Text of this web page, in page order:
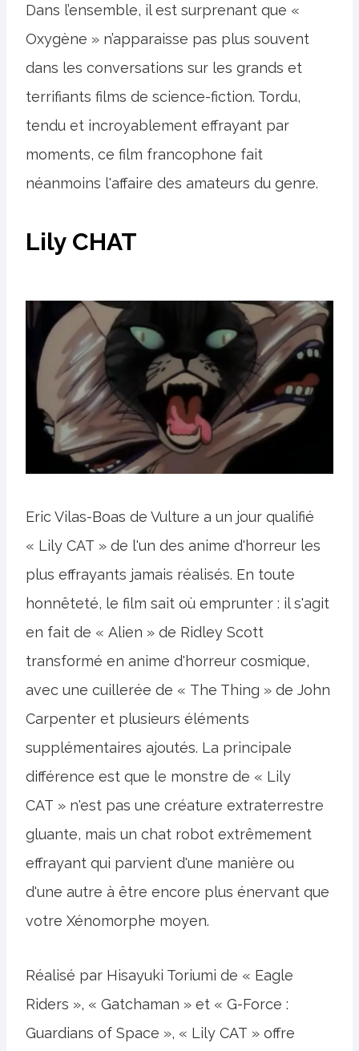
Dans l’ensemble, il est surprenant que «
Oxygène » n’apparaisse pas plus souvent
dans les conversations sur les grands et
terrifiants films de science-fiction. Tordu,
tendu et incroyablement effrayant par
moments, ce film francophone fait
néanmoins l'affaire des amateurs du genre.
Lily CHAT
Eric Vilas-Boas de Vulture a un jour qualifié
« Lily CAT » de l'un des anime d'horreur les
plus effrayants jamais réalisés. En toute
honnêteté, le film sait où emprunter : il s'agit
en fait de « Alien » de Ridley Scott
transformé en anime d'horreur cosmique,
avec une cuillerée de « The Thing » de John
Carpenter et plusieurs éléments
supplémentaires ajoutés. La principale
différence est que le monstre de « Lily
CAT » n'est pas une créature extraterrestre
gluante, mais un chat robot extrêmement
effrayant qui parvient d'une manière ou
d'une autre à être encore plus énervant que
votre Xénomorphe moyen.
Réalisé par Hisayuki Toriumi de « Eagle
Riders », « Gatchaman » et « G-Force :
Guardians of Space », « Lily CAT » offre